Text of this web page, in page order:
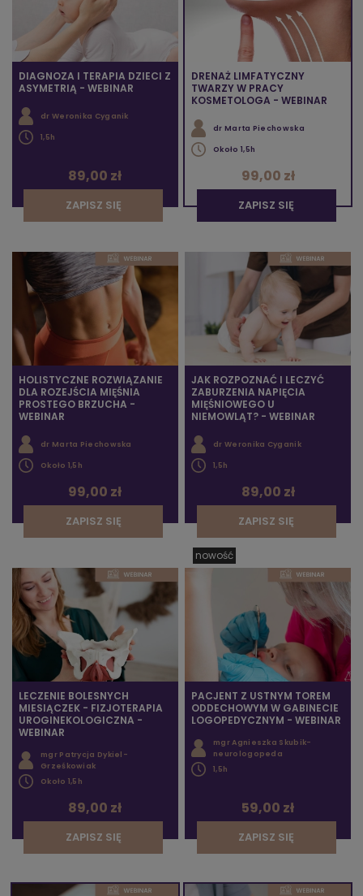
DIAGNOZA I TERAPIA DZIECI Z
ASYMETRIĄ - WEBINAR
dr Weronika Cyganik
1,5h
89,00 zł
ZAPISZ SIĘ
DRENAŻ LIMFATYCZNY
TWARZY W PRACY
KOSMETOLOGA - WEBINAR
dr Marta Piechowska
Około 1,5h
99,00 zł
ZAPISZ SIĘ
HOLISTYCZNE ROZWIĄZANIE
DLA ROZEJŚCIA MIĘŚNIA
PROSTEGO BRZUCHA -
WEBINAR
dr Marta Piechowska
Około 1,5h
99,00 zł
ZAPISZ SIĘ
JAK ROZPOZNAĆ I LECZYĆ
ZABURZENIA NAPIĘCIA
MIĘŚNIOWEGO U
NIEMOWLĄT? - WEBINAR
dr Weronika Cyganik
1,5h
89,00 zł
ZAPISZ SIĘ
LECZENIE BOLESNYCH
MIESIĄCZEK - FIZJOTERAPIA
UROGINEKOLOGICZNA -
WEBINAR
mgr Patrycja Dykiel-
Grześkowiak
Około 1,5h
89,00 zł
ZAPISZ SIĘ
PACJENT Z USTNYM TOREM
ODDECHOWYM W GABINECIE
LOGOPEDYCZNYM - WEBINAR
mgr Agnieszka Skubik-
neurologopeda
1,5h
59,00 zł
ZAPISZ SIĘ
nowość